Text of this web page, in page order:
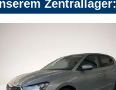
Zentrallager: